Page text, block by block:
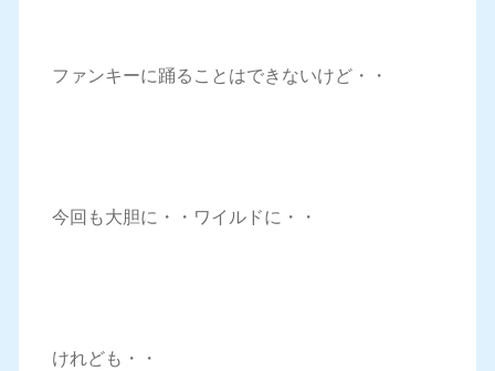
ファンキーに踊ることはできないけど・・
今回も大胆に・・ワイルドに・・
けれども・・